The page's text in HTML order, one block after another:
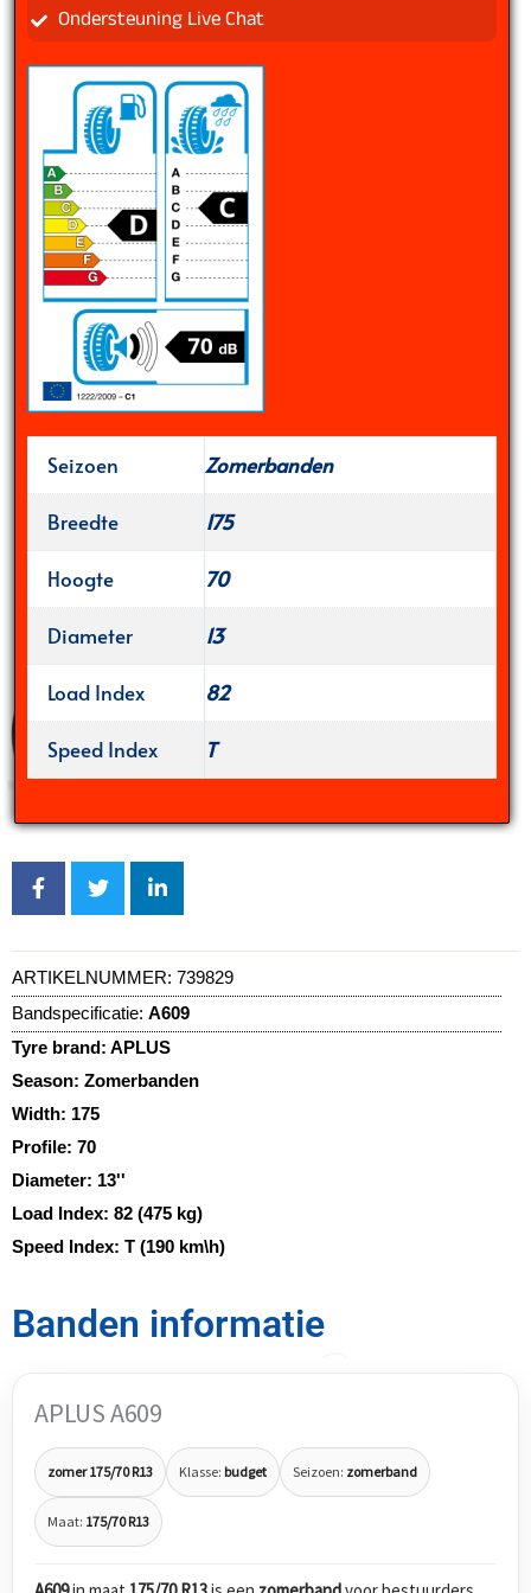
Ondersteuning Live Chat
Seizoen
Zomerbanden
Breedte
175
Hoogte
70
Diameter
13
Load Index
82
Speed Index
T
ARTIKELNUMMER: 739829
Bandspecificatie: A609
Tyre brand: APLUS
Season: Zomerbanden
Width: 175
Profile: 70
Diameter: 13''
Load Index: 82 (475 kg)
Speed Index: T (190 km\h)
Banden informatie
APLUS A609
zomer 175/70 R13 Klasse: budget Seizoen: zomerband
Maat: 175/70 R13